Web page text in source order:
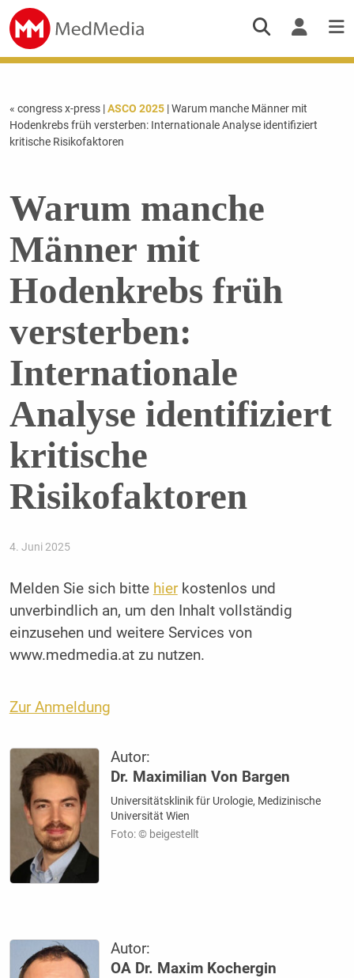
« congress x-press |ASCO 2025| Warum manche Männer mit
Hodenkrebs früh versterben: Internationale Analyse identifiziert
kritische Risikofaktoren
Warum manche
Männer mit
Hodenkrebs früh
versterben:
Internationale
Analyse identifiziert
kritische
Risikofaktoren
4. Juni 2025
Melden Sie sich bitte hierkostenlos und
unverbindlich an, um den Inhalt vollständig
einzusehen und weitere Services von
www.medmedia.at zu nutzen.
Zur Anmeldung
Autor:
Dr. Maximilian Von Bargen
Universitätsklinik für Urologie, Medizinische
Universität Wien
Foto: © beigestellt
Autor:
OA Dr. Maxim Kochergin